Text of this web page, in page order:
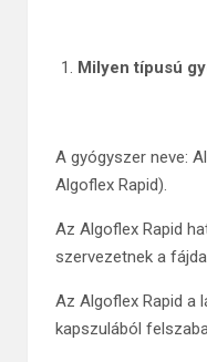
Milyen típusú
A gyógyszer neve:
Algoflex Rapid).
Az Algoflex Rapid
szervezetnek a
Az Algoflex Rapid a
kapszulából